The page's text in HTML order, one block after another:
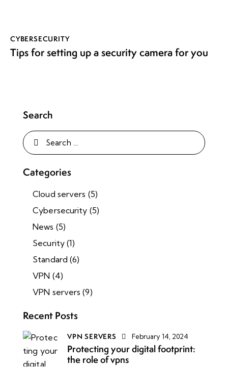
CYBERSECURITY
Tips for setting up a security camera for you
Search
Categories
Cloud servers (5)
Cybersecurity (5)
News (5)
Security (1)
Standard (6)
VPN (4)
VPN servers (9)
Recent Posts
VPN SERVERS February 14, 2024
Protecting your digital footprint:
the role of vpns